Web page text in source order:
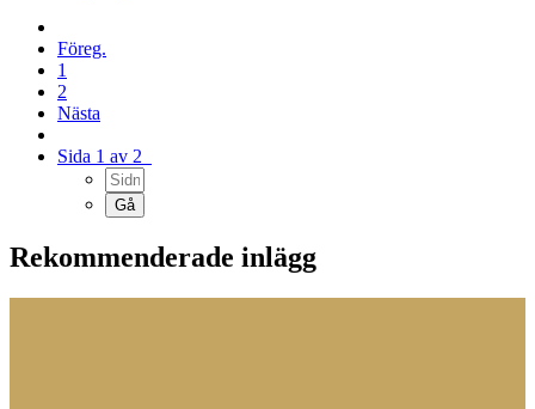
Föreg.
1
2
Nästa
Sida 1 av 2
Rekommenderade inlägg